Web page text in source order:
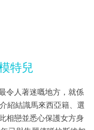
特兒
令人著迷嘅地方，就係
紹結識馬來西亞籍、選
相戀並悉心保護女方身